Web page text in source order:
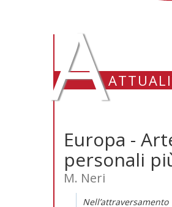
A
Europa -
personali
M. Neri